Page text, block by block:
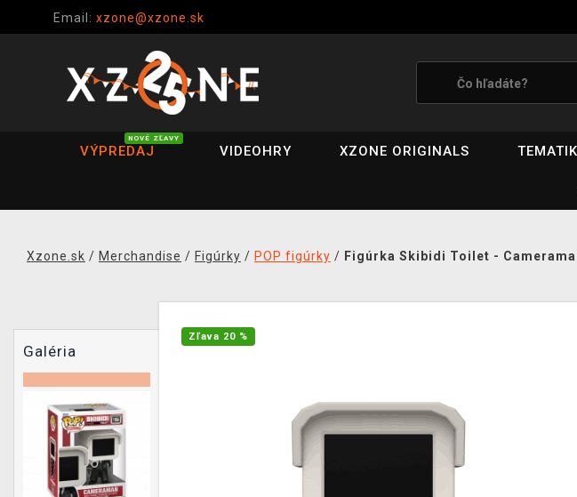
Email: xzone@xzone.sk
VÝPREDAJ
NOVÉ ZĽAVY
VIDEOHRY XZONE ORIGINALS
Xzone.sk / Merchandise / Figúrky / POP figúrky / Figúrka Skibidi Toilet -
Galéria
Zľava 20 %